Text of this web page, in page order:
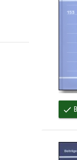
done